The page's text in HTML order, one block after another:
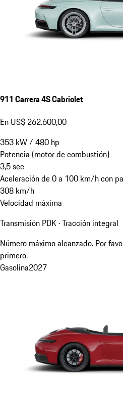
911 Carrera 4S Cabriolet
En US$ 262.600,00
353 kW/ 480 hp
Potencia (motor de combustión)
3,5sec
Aceleración de 0 a 100 km/h con
308 km/h
Velocidad máxima
Transmisión PDK · Tracción integral
Número máximo alcanzado. Por
primero.
Gasolina2027